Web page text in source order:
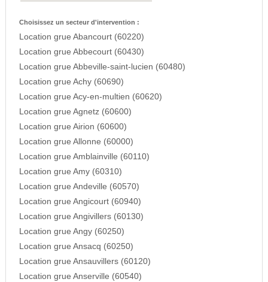
Choisissez un secteur d'intervention :
Location grue Abancourt (60220)
Location grue Abbecourt (60430)
Location grue Abbeville-saint-lucien (60480)
Location grue Achy (60690)
Location grue Acy-en-multien (60620)
Location grue Agnetz (60600)
Location grue Airion (60600)
Location grue Allonne (60000)
Location grue Amblainville (60110)
Location grue Amy (60310)
Location grue Andeville (60570)
Location grue Angicourt (60940)
Location grue Angivillers (60130)
Location grue Angy (60250)
Location grue Ansacq (60250)
Location grue Ansauvillers (60120)
Location grue Anserville (60540)